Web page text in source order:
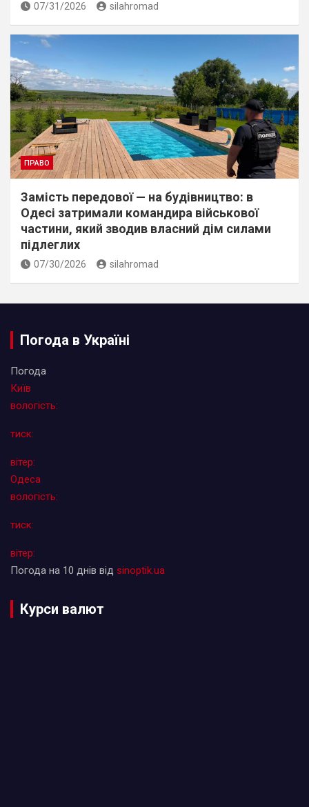
07/31/2026 silahromad
ПРАВО
Замість передової — на будівництво: в
Одесі затримали командира військової
частини, який зводив власний дім силами
підлеглих
07/30/2026 silahromad
Погода в Україні
Погода
Київ
вологість:
тиск:
вітер:
Одеса
вологість:
тиск:
вітер:
Погода на 10 днів від sinoptik.ua
Курси валют